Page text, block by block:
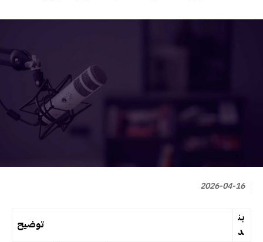
2026-04-16
بن
د
توضيح